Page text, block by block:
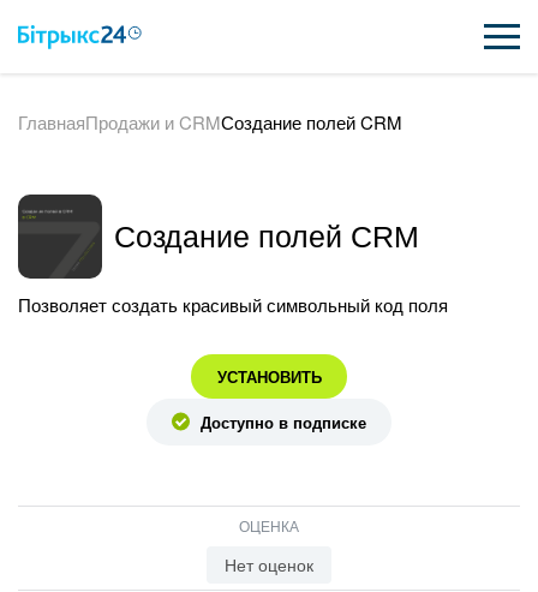
ВОЗМОЖНОСТИ
ИНТЕГРАЦИИ
ВХОД
ГлавнаяПродажи и CRMСоздание полей CRM
Создание полей CRM
Позволяет создать красивый символьный код поля
УСТАНОВИТЬ
Доступно в подписке
ОЦЕНКА
Нет оценок